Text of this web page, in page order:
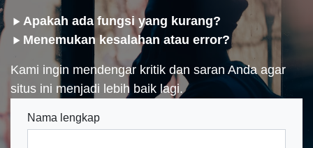
Apakah ada fungsi yang kurang?
Menemukan kesalahan atau error?
Kami ingin mendengar kritik dan saran Anda agar
situs ini menjadi lebih baik lagi.
Nama lengkap